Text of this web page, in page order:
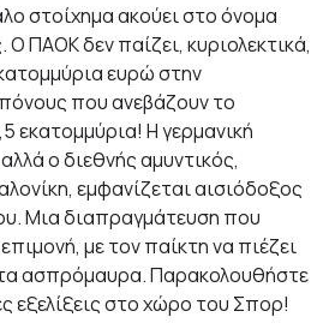
στοίχημα ακούει στο όνομα
Ο ΠΑΟΚ δεν παίζει, κυριολεκτικά,
ευρώ στην
που ανεβάζουν το
εκατομμύρια! Η γερμανική
ο διεθνής αμυντικός,
εμφανίζεται αισιόδοξος
Μια διαπραγμάτευση που
με τον παίκτη να πιέζει
ασπρόμαυρα. Παρακολουθήστε
εξελίξεις στο χώρο του Σπορ!